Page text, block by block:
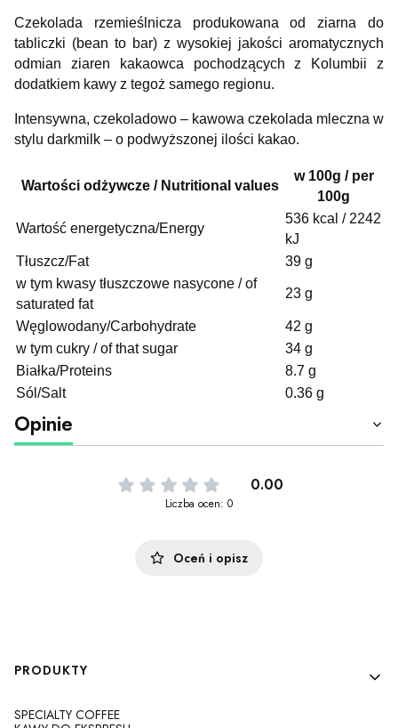
Czekolada rzemieślnicza produkowana od ziarna do
tabliczki (bean to bar) z wysokiej jakości aromatycznych
odmian ziaren kakaowca pochodzących z Kolumbii z
dodatkiem kawy z tegoż samego regionu.
Intensywna, czekoladowo – kawowa czekolada mleczna w
stylu darkmilk – o podwyższonej ilości kakao.
Wartości odżywcze / Nutritional values
w 100g / per
100g
Wartość energetyczna/Energy
536 kcal / 2242
kJ
Tłuszcz/Fat
39 g
w tym kwasy tłuszczowe nasycone / of
saturated fat
23 g
Węglowodany/Carbohydrate
42 g
w tym cukry / of that sugar
34 g
Białka/Proteins
8.7 g
Sól/Salt
0.36 g
Opinie
0.00
Liczba ocen: 0
Oceń i opisz
Linki w stopce
PRODUKTY
SPECIALTY COFFEE